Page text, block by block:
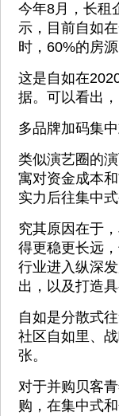
今年8月，长租
示，目前自如
时，60%的房
这是自如在
据。可以看出
多品牌加码集
类似演艺圈的
寓对资金成本
实力后往集中式
究其原因在于
得更稳更长远
行业进入纵深
出，以及打造
自如是分散式
社区自如里、
张。
对于并购贝客
购，在集中式